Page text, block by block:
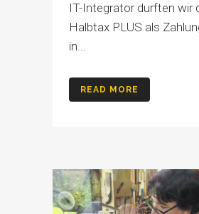
IT-Integrator durften wir
Halbtax PLUS als
in...
READ MORE